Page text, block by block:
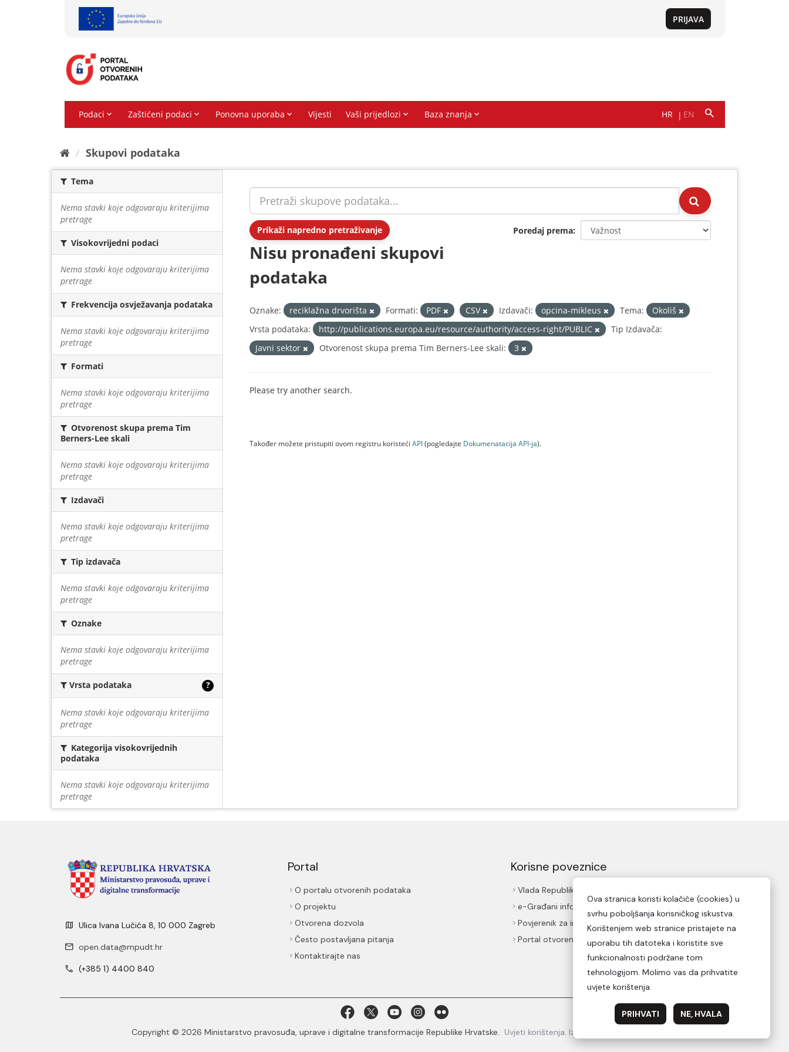
Skupovi podаtаkа
Tema
Nema stavki koje odgovaraju kriterijima
pretrage
Visokovrijedni podaci
Nema stavki koje odgovaraju kriterijima
pretrage
Frekvencija osvježavanja podataka
Nema stavki koje odgovaraju kriterijima
pretrage
Formati
Nema stavki koje odgovaraju kriterijima
pretrage
Otvorenost skupa prema Tim
Berners-Lee skali
Nema stavki koje odgovaraju kriterijima
pretrage
Izdavači
Nema stavki koje odgovaraju kriterijima
pretrage
Tip izdavača
Nema stavki koje odgovaraju kriterijima
pretrage
Oznake
Nema stavki koje odgovaraju kriterijima
pretrage
Vrsta podataka ?
Nema stavki koje odgovaraju kriterijima
pretrage
Kategorija visokovrijednih
podataka
Nema stavki koje odgovaraju kriterijima
pretrage
Prikaži napredno pretraživanje Poredaj prema
Nisu pronađeni skupovi
podataka
Oznake: reciklažna drvorišta Formati: PDF CSV Izdavači: opcina-mikleus Tema:
Okoliš
Vrsta podataka:
http://publications.europa.eu/resource/authority/access-right/PUBLIC
Tip Izdavača:
Javni sektor
Otvorenost skupa prema Tim Berners-Lee skali: 3
Please try another search.
Također možete pristupiti ovom registru koristeći API(pogledajte Dokumenаtаcijа API-jа).